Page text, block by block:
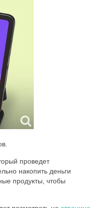
проведет
накопить деньги
продукты, чтобы